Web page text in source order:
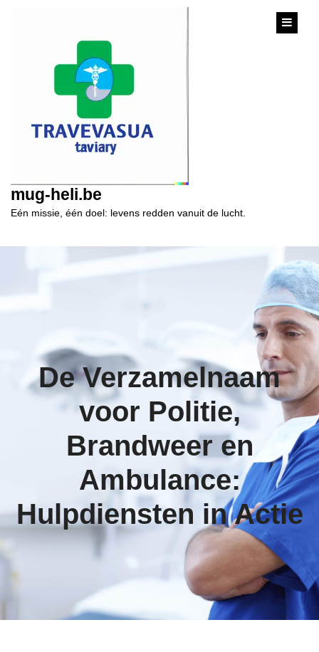
mug-heli.be
Eén missie, één doel: levens redden vanuit de lucht.
De Verzamelnaam
voor Politie,
Brandweer en
Ambulance:
Hulpdiensten in Actie